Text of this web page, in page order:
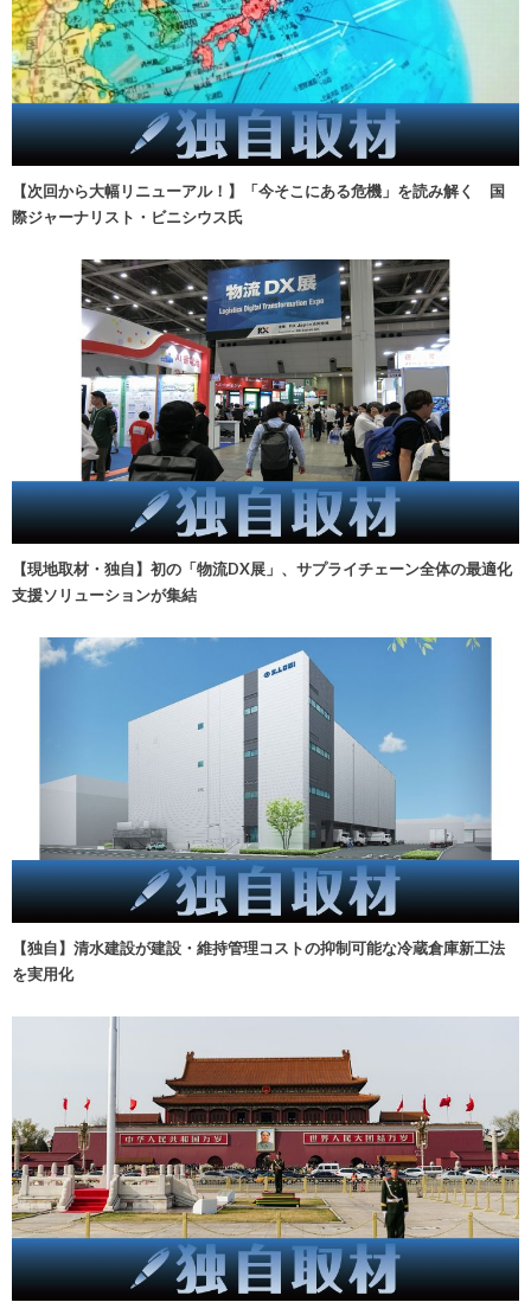
【次回から大幅リニューアル！】「今そこにある危機」を読み解く 国
際ジャーナリスト・ビニシウス氏
【現地取材・独自】初の「物流DX展」、サプライチェーン全体の最適化
支援ソリューションが集結
【独自】清水建設が建設・維持管理コストの抑制可能な冷蔵倉庫新工法
を実用化